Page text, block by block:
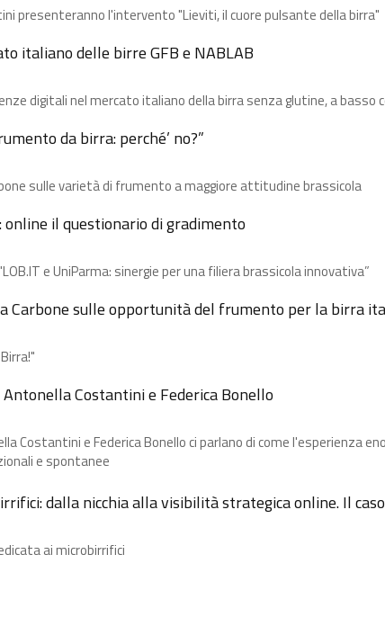
presenteranno l'intervento "Lieviti, il cuore pulsante della birra"
italiano delle birre GFB e NABLAB
digitali nel mercato italiano della birra​ senza glutine, a basso
da birra: perché’ no?”
sulle varietà di frumento a maggiore attitudine brassicola
online il questionario di gradimento
e UniParma: sinergie per una filiera brassicola innovativa”
Carbone​ sulle opportunità del frumento per la birra
Costantini e Federica Bonello
Costantini e Federica Bonello ci parlano di come l'esperienza
e spontanee
dalla nicchia alla visibilità strategica online. Il
ai microbirrifici